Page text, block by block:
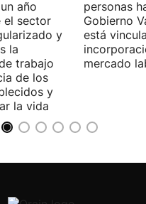
año
el sector
y
la
trabajo
de los
y
la vida
personas
Gobierno
está
mercado